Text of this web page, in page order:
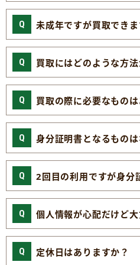
未成年ですが買取できま
買取にはどのような方
買取の際に必要なもの
身分証明書となるもの
2回目の利用ですが身分
個人情報が心配だけど
定休日はありますか？